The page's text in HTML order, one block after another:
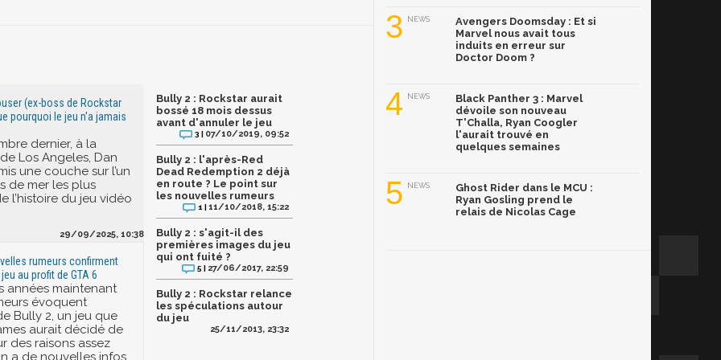
(ex-boss de Rockstar
pourquoi le jeu n'a jamais
dernier, à la
Los Angeles, Dan
une couche sur l’un
de mer les plus
l’histoire du jeu vidéo
29/09/2025, 10:38
rumeurs confirment
au profit de GTA 6
années maintenant
évoquent
Bully 2, un jeu que
aurait décidé de
des raisons assez
a de nouvelles infos
Bully 2 : Rockstar aurait
bossé 18 mois dessus
avant d'annuler le jeu
3 | 07/10/2019, 09:52
Bully 2 : l'après-Red
Dead Redemption 2 déjà
en route ? Le point sur
les nouvelles rumeurs
1 |11/10/2018, 15:22
Bully 2 : s'agit-il des
premières images du jeu
qui ont fuité ?
5 | 27/06/2017, 22:59
Bully 2 : Rockstar relance
les spéculations autour
du jeu
25/11/2013, 23:32
3 NEWS
Avengers Doomsday : Et si
Marvel nous avait tous
induits en erreur sur
Doctor Doom ?
4 NEWS
Black Panther 3 : Marvel
dévoile son nouveau
T'Challa, Ryan Coogler
l'aurait trouvé en
quelques semaines
5 NEWS
Ghost Rider dans le MCU :
Ryan Gosling prend le
relais de Nicolas Cage